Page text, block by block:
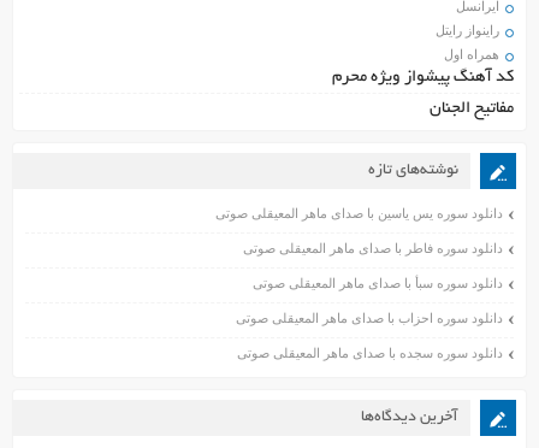
ایرانسل
راینواز رایتل
همراه اول
کد آهنگ پیشواز ویژه محرم
مفاتیح الجنان
نوشته‌های تازه
دانلود سوره یس یاسین با صدای ماهر المعیقلی صوتی
دانلود سوره فاطر با صدای ماهر المعیقلی صوتی
دانلود سوره سبأ با صدای ماهر المعیقلی صوتی
دانلود سوره احزاب با صدای ماهر المعیقلی صوتی
دانلود سوره سجده با صدای ماهر المعیقلی صوتی
آخرین دیدگاه‌ها